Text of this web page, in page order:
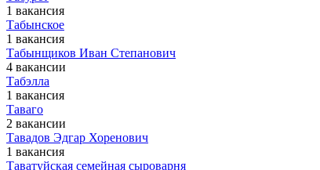
1 вакансия
Табынское
1 вакансия
Табынщиков Иван Степанович
4 вакансии
Табэлла
1 вакансия
Таваго
2 вакансии
Тавадов Эдгар Хоренович
1 вакансия
Таватуйская семейная сыроварня